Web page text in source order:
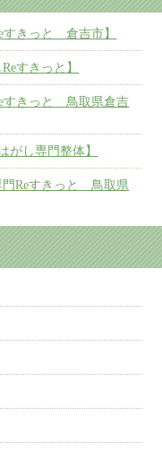
すきっと 倉吉市】
すきっと】
すきっと 鳥取県倉吉
がし専門整体】
門Reすきっと 鳥取県